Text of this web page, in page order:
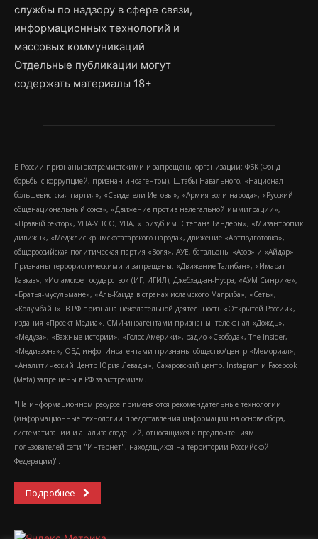
службы по надзору в сфере связи,
информационных технологий и
массовых коммуникаций
Отдельные публикации могут
содержать материалы 18+
В России признаны экстремистскими и запрещены организации: ФБК (Фонд
борьбы с коррупцией, признан иноагентом), Штабы Навального, «Национал-
большевистская партия», «Свидетели Иеговы», «Армия воли народа», «Русский
общенациональный союз», «Движение против нелегальной иммиграции»,
«Правый сектор», УНА-УНСО, УПА, «Тризуб им. Степана Бандеры», «Мизантропик
дивижн», «Меджлис крымскотатарского народа», движение «Артподготовка»,
общероссийская политическая партия «Воля», АУЕ, батальоны «Азов» и «Айдар».
Признаны террористическими и запрещены: «Движение Талибан», «Имарат
Кавказ», «Исламское государство» (ИГ, ИГИЛ), Джебхад-ан-Нусра, «АУМ Синрике»,
«Братья-мусульмане», «Аль-Каида в странах исламского Магриба», «Сеть»,
«Колумбайн». В РФ признана нежелательной деятельность «Открытой России»,
издания «Проект Медиа». СМИ-иноагентами признаны: телеканал «Дождь»,
«Медуза», «Важные истории», «Голос Америки», радио «Свобода», The Insider,
«Медиазона», ОВД-инфо. Иноагентами признаны общество/центр «Мемориал»,
«Аналитический Центр Юрия Левады», Сахаровский центр. Instagram и Facebook
(Metа) запрещены в РФ за экстремизм.
"На информационном ресурсе применяются рекомендательные технологии
(информационные технологии предоставления информации на основе сбора,
систематизации и анализа сведений, относящихся к предпочтениям
пользователей сети "Интернет", находящихся на территории Российской
Федерации)".
Подробнее